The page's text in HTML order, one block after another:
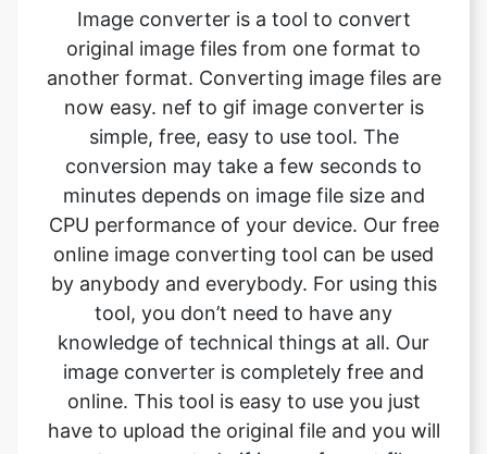
now easy. nef to gif image converter is
simple, free, easy to use tool. The
conversion may take a few seconds to
minutes depends on image file size and
CPU performance of your device. Our free
online image converting tool can be used
by anybody and everybody. For using this
tool, you don’t need to have any
knowledge of technical things at all. Our
image converter is completely free and
online. This tool is easy to use you just
have to upload the original file and you will
get a converted gif image format file
instantly.